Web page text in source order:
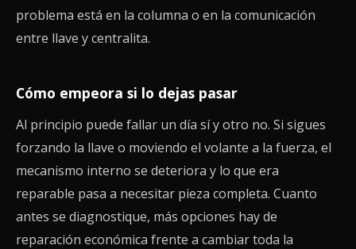
problema está en la columna o en la comunicación
entre llave y centralita.
Cómo empeora si lo dejas pasar
Al principio puede fallar un día sí y otro no. Si sigues
forzando la llave o moviendo el volante a la fuerza, el
mecanismo interno se deteriora y lo que era
reparable pasa a necesitar pieza completa. Cuanto
antes se diagnostique, más opciones hay de
reparación económica frente a cambiar toda la